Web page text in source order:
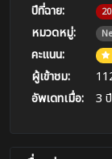
ปีที่ฉาย:
หมวดหมู่:
คะแนน:
ผู้เข้าชม:
อัพเดทเมื่อ:
3